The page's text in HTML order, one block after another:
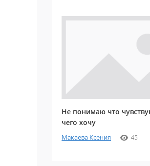
Не понимаю что
чего хочу
Макаева Ксения 45